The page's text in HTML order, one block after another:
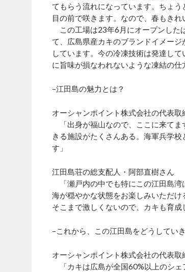
てもらう流れになっています。ちょ
目の前で咲きます。なので、春もきれ
この工場は23年6月にオープンした
て、広島県産カキのブランドイメー
しています。今の冷凍技術は発達し
に旨味が損なわれないような凍結の仕
–江田島の魅力とは？
オーシャンポイント株式会社の代表取
「出身が福山なので、ここに来てま
きる施設がたくさんある。海軍兵学
す」
江田島荘の総支配人・阿部直樹さん
「瀬戸内の中でも特にこの江田島湾
海が穏やかな状態をお楽しみいただ
そこまで激しくないので、カキも育成
–これから、この江田島をどうしてい
オーシャンポイント株式会社の代表取
「カキは広島が全国60%以上のシェ